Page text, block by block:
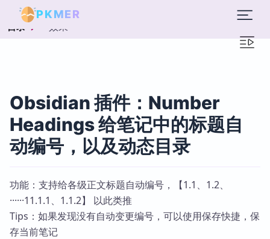
PKMER
目录 效果
Obsidian 插件：Number
Headings 给笔记中的标题自
动编号，以及动态目录
功能：支持给各级正文标题自动编号，【1.1、1.2、
······11.1.1、1.1.2】 以此类推
Tips：如果发现没有自动变更编号，可以使用保存快捷，保
存当前笔记